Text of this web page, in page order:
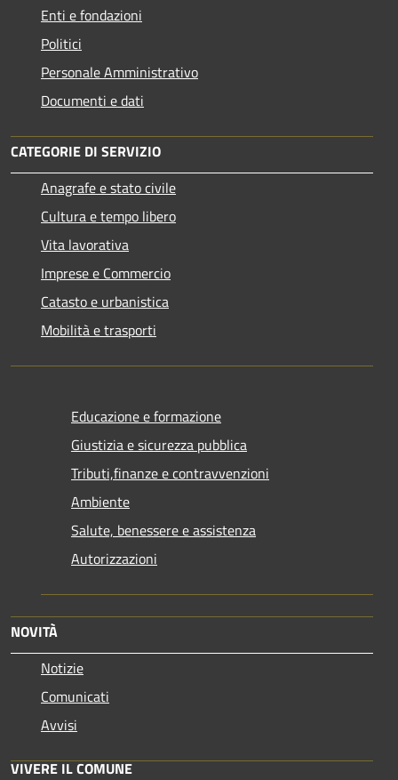
Enti e fondazioni
Politici
Personale Amministrativo
Documenti e dati
CATEGORIE DI SERVIZIO
Anagrafe e stato civile
Cultura e tempo libero
Vita lavorativa
Imprese e Commercio
Catasto e urbanistica
Mobilità e trasporti
Educazione e formazione
Giustizia e sicurezza pubblica
Tributi,finanze e contravvenzioni
Ambiente
Salute, benessere e assistenza
Autorizzazioni
NOVITÀ
Notizie
Comunicati
Avvisi
VIVERE IL COMUNE